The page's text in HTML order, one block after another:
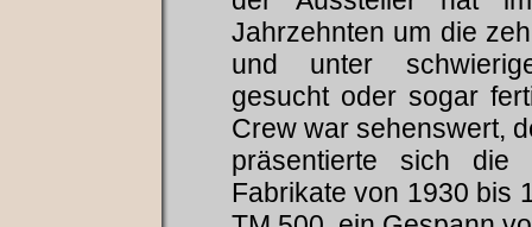
Jahrzehnten um die
und unter
gesucht oder sogar
Crew war sehenswert,
präsentierte sich
Fabrikate von 1930 bis